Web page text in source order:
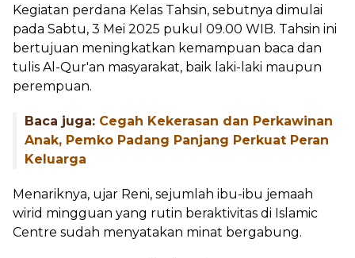
Kegiatan perdana Kelas Tahsin, sebutnya dimulai
pada Sabtu, 3 Mei 2025 pukul 09.00 WIB. Tahsin ini
bertujuan meningkatkan kemampuan baca dan
tulis Al-Qur'an masyarakat, baik laki-laki maupun
perempuan.
Baca juga: Cegah Kekerasan dan Perkawinan
Anak, Pemko Padang Panjang Perkuat Peran
Keluarga
Menariknya, ujar Reni, sejumlah ibu-ibu jemaah
wirid mingguan yang rutin beraktivitas di Islamic
Centre sudah menyatakan minat bergabung.